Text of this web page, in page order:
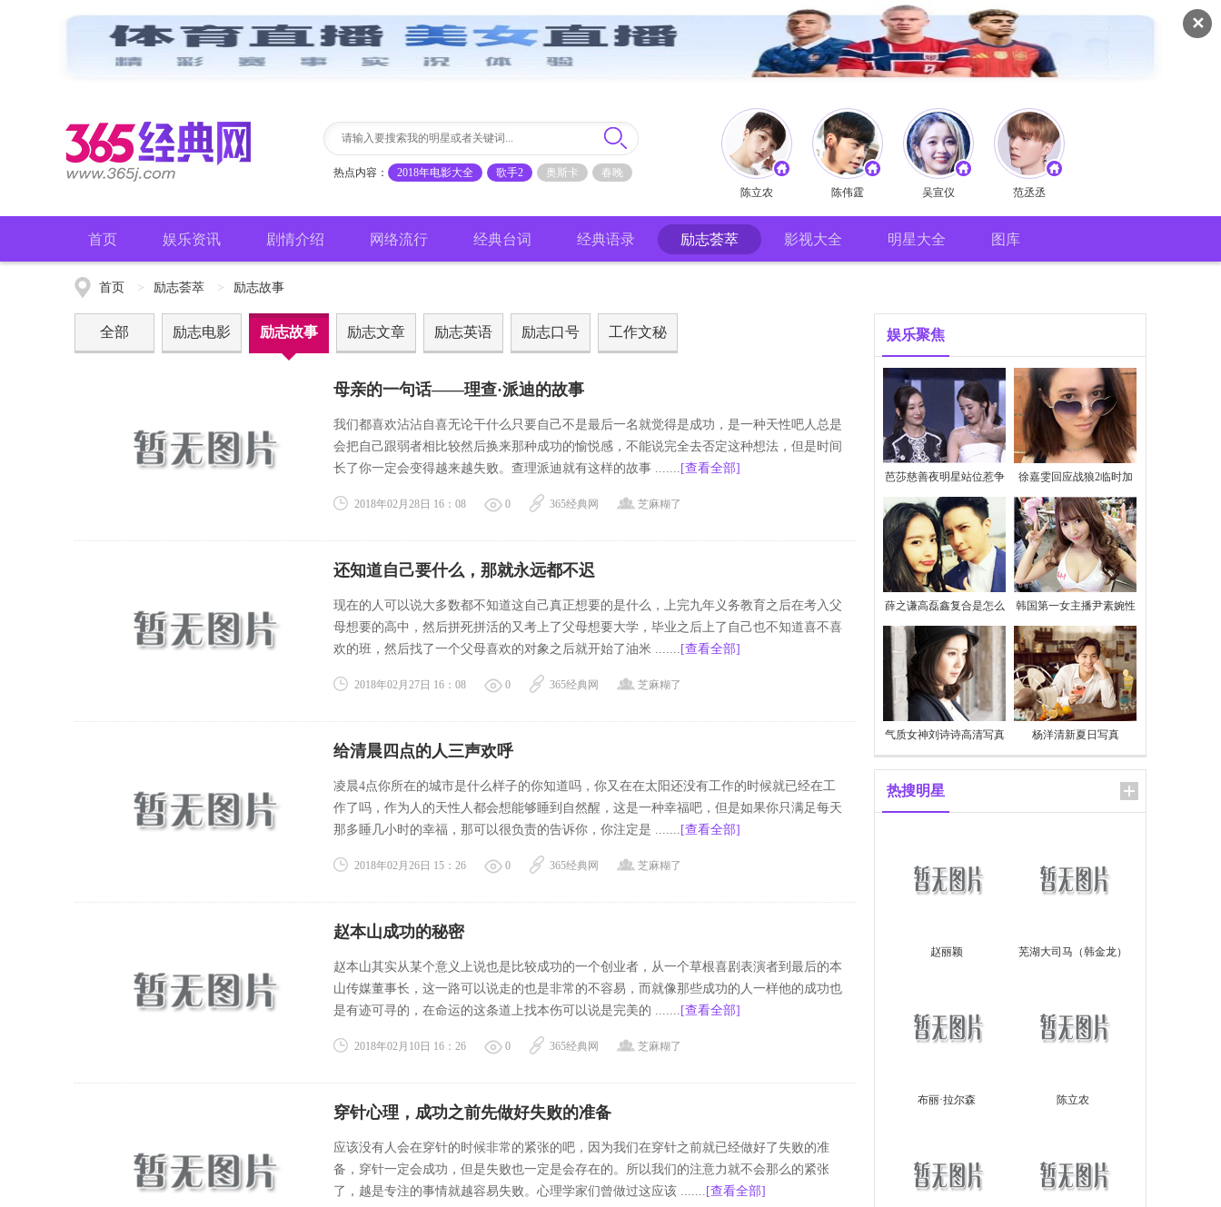
✕
热点内容： 2018年电影大全 歌手2 奥斯卡
春晚
陈立农
陈伟霆 吴宣仪 范丞丞
首页 娱乐资讯 剧情介绍 网络流行 经典台词 经典语录 励志荟萃 影视大全 明星大全 图库
首页 > 励志荟萃 > 励志故事
全部 励志电影 励志故事 励志文章 励志英语 励志口号 工作文秘
母亲的一句话——理查·派迪的故事
我们都喜欢沾沾自喜无论干什么只要自己不是最后一名就觉得是成功，是一种天性吧人总是
会把自己跟弱者相比较然后换来那种成功的愉悦感，不能说完全去否定这种想法，但是时间
长了你一定会变得越来越失败。查理派迪就有这样的故事 ....... [查看全部]
2018年02月28日 16：08 0 365经典网 芝麻糊了
还知道自己要什么，那就永远都不迟
现在的人可以说大多数都不知道这自己真正想要的是什么，上完九年义务教育之后在考入父
母想要的高中，然后拼死拼活的又考上了父母想要大学，毕业之后上了自己也不知道喜不喜
欢的班，然后找了一个父母喜欢的对象之后就开始了油米 ....... [查看全部]
2018年02月27日 16：08 0 365经典网 芝麻糊了
给清晨四点的人三声欢呼
凌晨4点你所在的城市是什么样子的你知道吗，你又在在太阳还没有工作的时候就已经在工
作了吗，作为人的天性人都会想能够睡到自然醒，这是一种幸福吧，但是如果你只满足每天
那多睡几小时的幸福，那可以很负责的告诉你，你注定是 ....... [查看全部]
2018年02月26日 15：26 0 365经典网 芝麻糊了
赵本山成功的秘密
赵本山其实从某个意义上说也是比较成功的一个创业者，从一个草根喜剧表演者到最后的本
山传媒董事长，这一路可以说走的也是非常的不容易，而就像那些成功的人一样他的成功也
是有迹可寻的，在命运的这条道上找本伤可以说是完美的 ....... [查看全部]
2018年02月10日 16：26 0 365经典网 芝麻糊了
穿针心理，成功之前先做好失败的准备
应该没有人会在穿针的时候非常的紧张的吧，因为我们在穿针之前就已经做好了失败的准
备，穿针一定会成功，但是失败也一定是会存在的。所以我们的注意力就不会那么的紧张
了，越是专注的事情就越容易失败。心理学家们曾做过这应该 ....... [查看全部]
娱乐聚焦
芭莎慈善夜明星站位惹争
议
徐嘉雯回应战狼2临时加
价
薛之谦高磊鑫复合是怎么
回事
韩国第一女主播尹素婉性
感私照
气质女神刘诗诗高清写真 杨洋清新夏日写真
热搜明星
赵丽颖 芜湖大司马（韩金龙）
布丽·拉尔森 陈立农